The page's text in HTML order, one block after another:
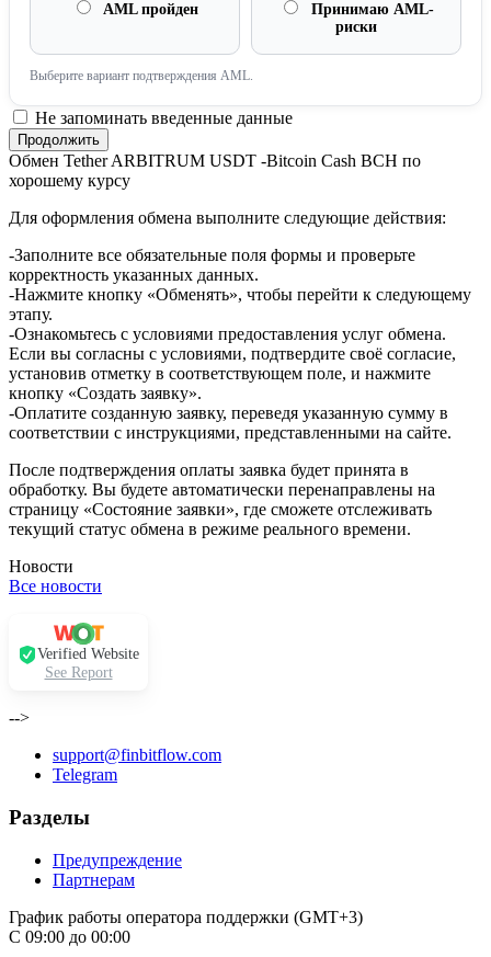
AML пройден
Принимаю AML-
риски
Выберите вариант подтверждения AML.
Не запоминать введенные данные
Обмен Tether ARBITRUM USDT -Bitcoin Cash BCH по
хорошему курсу
Для оформления обмена выполните следующие действия:
-Заполните все обязательные поля формы и проверьте
корректность указанных данных.
-Нажмите кнопку «Обменять», чтобы перейти к следующему
этапу.
-Ознакомьтесь с условиями предоставления услуг обмена.
Если вы согласны с условиями, подтвердите своё согласие,
установив отметку в соответствующем поле, и нажмите
кнопку «Создать заявку».
-Оплатите созданную заявку, переведя указанную сумму в
соответствии с инструкциями, представленными на сайте.
После подтверждения оплаты заявка будет принята в
обработку. Вы будете автоматически перенаправлены на
страницу «Состояние заявки», где сможете отслеживать
текущий статус обмена в режиме реального времени.
Новости
Все новости
Verified Website
See Report
-->
support@finbitflow.com
Telegram
Разделы
Предупреждение
Партнерам
График работы оператора поддержки (GMT+3)
С 09:00 до 00:00